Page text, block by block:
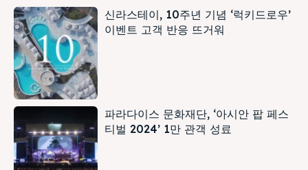
신라스테이, 10주년 기념 ‘럭키드로우’
이벤트 고객 반응 뜨거워
파라다이스 문화재단, ‘아시안 팝 페스
티벌 2024’ 1만 관객 성료